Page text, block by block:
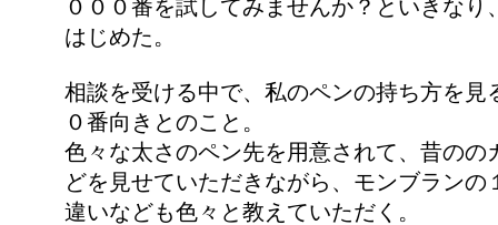
０００番を試してみませんか？といきなり
はじめた。
相談を受ける中で、私のペンの持ち方を見
０番向きとのこと。
色々な太さのペン先を用意されて、昔のの
どを見せていただきながら、モンブランの
違いなども色々と教えていただく。